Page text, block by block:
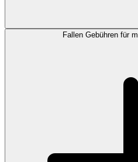
Fallen Gebühren für